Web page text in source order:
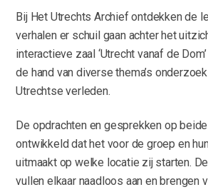
Bij Het Utrechts Archief ontdekken de
verhalen er schuil gaan achter het
interactieve zaal ‘Utrecht vanaf de
de hand van diverse thema’s
Utrechtse verleden.
De opdrachten en gesprekken op
ontwikkeld dat het voor de groep en
uitmaakt op welke locatie zij starten.
vullen elkaar naadloos aan en brengen